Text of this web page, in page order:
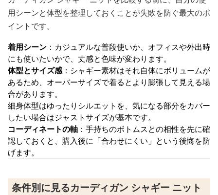
用シーンと体型を整理しておくことが失敗を防ぐ最大のポ
イントです。
着用シーン ：カジュアルな普段使いか、オフィスや外出時
にも使いたいかで、丈感と色味が変わります。
体型とサイズ感：シャギー素材はそれ自体にボリュームが
あるため、オーバーサイズで着るとより膨張して見える場
合があります。
細身体型はゆったりシルエットを、気になる部分をカバー
したい場合はジャストサイズが基本です。
コーディネートの軸 ：手持ちのボトムスとの相性を先に確
認しておくと、購入後に「合わせにくい」という後悔を防
げます。
条件別に見るカーディガン シャギー ニット